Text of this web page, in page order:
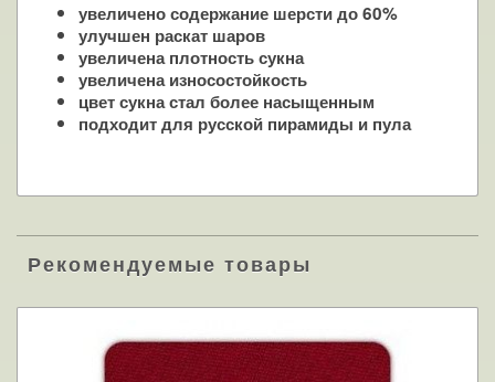
увеличено содержание шерсти до 60%
улучшен раскат шаров
увеличена плотность сукна
увеличена износостойкость
цвет сукна стал более насыщенным
подходит для русской пирамиды и пула
Рекомендуемые товары